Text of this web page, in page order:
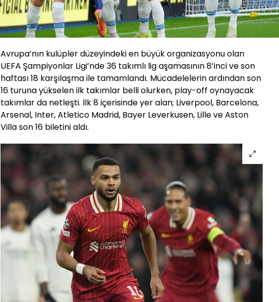
Avrupa’nın kulüpler düzeyindeki en büyük organizasyonu olan
UEFA Şampiyonlar Ligi’nde 36 takımlı lig aşamasının 8’inci ve son
haftası 18 karşılaşma ile tamamlandı. Mücadelelerin ardından son
16 turuna yükselen ilk takımlar belli olurken, play-off oynayacak
takımlar da netleşti. İlk 8 içerisinde yer alan; Liverpool, Barcelona,
Arsenal, Inter, Atletico Madrid, Bayer Leverkusen, Lille ve Aston
Villa son 16 biletini aldı.